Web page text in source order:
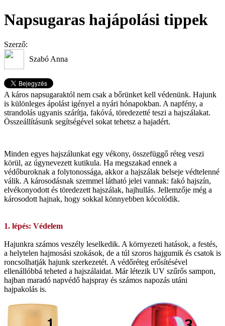
Napsugaras hajápolási tippek
Szerző:
Szabó Anna
A káros napsugaraktól nem csak a bőrünket kell védenünk. Hajunk
is különleges ápolást igényel a nyári hónapokban. A napfény, a
strandolás ugyanis szárítja, fakóvá, töredezetté teszi a hajszálakat.
Összeállításunk segítségével sokat tehetsz a hajadért.
Minden egyes hajszálunkat egy vékony, összefüggő réteg veszi
körül, az úgynevezett kutikula. Ha megszakad ennek a
védőburoknak a folytonossága, akkor a hajszálak belseje védtelenné
válik. A károsodásnak szemmel látható jelei vannak: fakó hajszín,
elvékonyodott és töredezett hajszálak, hajhullás. Jellemzője még a
károsodott hajnak, hogy sokkal könnyebben kócolódik.
1. lépés: Védelem
Hajunkra számos veszély leselkedik. A környezeti hatások, a festés,
a helytelen hajmosási szokások, de a túl szoros hajgumik és csatok is
roncsolhatják hajunk szerkezetét. A védőréteg erősítésével
ellenállóbbá teheted a hajszálaidat. Már létezik UV szűrős sampon,
hajban maradó napvédő hajspray és számos napozás utáni
hajpakolás is.